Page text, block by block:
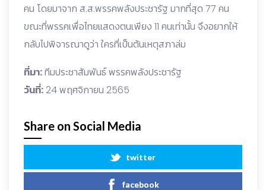
คน โดยมาจาก ส.ส.พรรคพลังประชารัฐ มากที่สุด 77 คน
ขณะที่พรรคเพื่อไทยแสดงตนเพียง 11 คนเท่านั้น จึงอยากให้
กลับไปพิจารณาดูว่า ใครที่เป็นต้นเหตุสภาล่ม
ที่มา:ทีมประชาสัมพันธ์ พรรคพลังประชารัฐ
วันที่: 24 พฤศจิกายน 2565
Share on Social Media
twitter
facebook